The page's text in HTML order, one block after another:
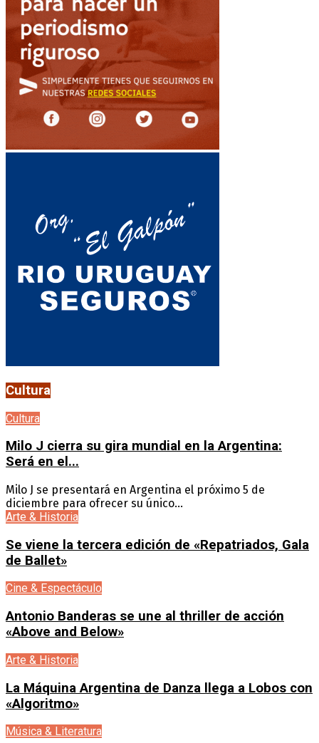
Cultura
Cultura
Milo J cierra su gira mundial en la Argentina:
Será en el...
Milo J se presentará en Argentina el próximo 5 de
diciembre para ofrecer su único...
Arte & Historia
Se viene la tercera edición de «Repatriados, Gala
de Ballet»
Cine & Espectáculo
Antonio Banderas se une al thriller de acción
«Above and Below»
Arte & Historia
La Máquina Argentina de Danza llega a Lobos con
«Algoritmo»
Música & Literatura